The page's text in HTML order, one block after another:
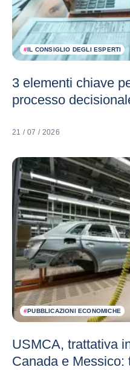
#IL CONSIGLIO DEGLI ESPERTI
3 elementi chiave
processo
21 / 07 / 2026
#PUBBLICAZIONI ECONOMICHE
USMCA, trattativa
Canada e Messico: